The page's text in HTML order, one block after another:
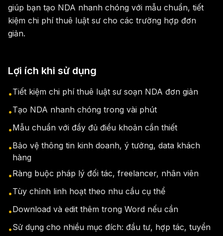
giúp bạn tạo NDA nhanh chóng với mẫu chuẩn, tiết
kiệm chi phí thuê luật sư cho các trường hợp đơn
giản.
Lợi ích khi sử dụng
•Tiết kiệm chi phí thuê luật sư soạn NDA đơn giản
•Tạo NDA nhanh chóng trong vài phút
•Mẫu chuẩn với đầy đủ điều khoản cần thiết
•Bảo vệ thông tin kinh doanh, ý tưởng, data khách
hàng
•Ràng buộc pháp lý đối tác, freelancer, nhân viên
•Tùy chỉnh linh hoạt theo nhu cầu cụ thể
•Download và edit thêm trong Word nếu cần
•Sử dụng cho nhiều mục đích: đầu tư, hợp tác, tuyển